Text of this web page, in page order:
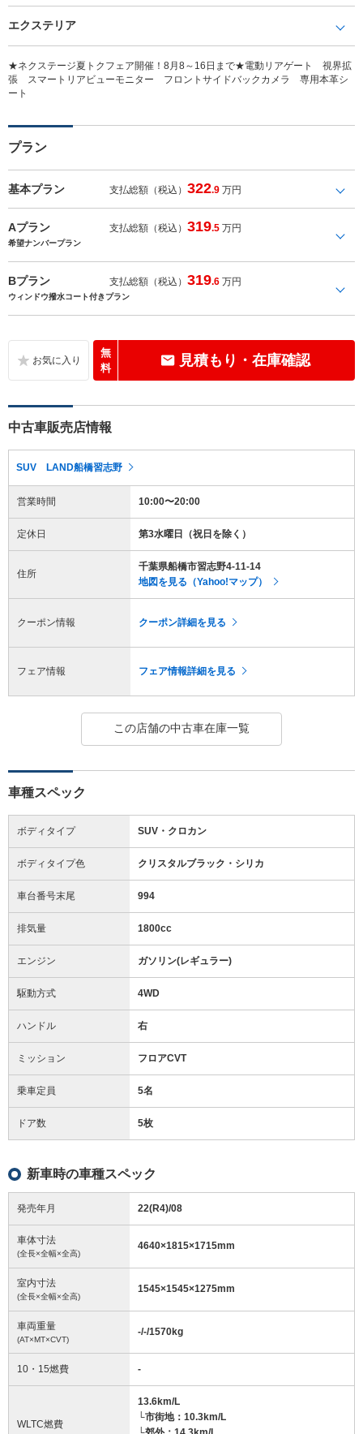
エクステリア
★ネクステージ夏トクフェア開催！8月8～16日まで★電動リアゲート 視界拡
張 スマートリアビューモニター フロントサイドバックカメラ 専用本革シ
ート
プラン
基本プラン 支払総額（税込）322.9 万円
Aプラン 支払総額（税込）319.5 万円
希望ナンバープラン
Bプラン 支払総額（税込）319.6 万円
ウィンドウ撥水コート付きプラン
無
料
見積もり・在庫確認
中古車販売店情報
SUV LAND船橋習志野
営業時間 10:00〜20:00
定休日 第3水曜日（祝日を除く）
住所
千葉県船橋市習志野4-11-14
地図を見る（Yahoo!マップ）
クーポン情報 クーポン詳細を見る
フェア情報 フェア情報詳細を見る
この店舗の中古車在庫一覧
車種スペック
ボディタイプ SUV・クロカン
ボディタイプ色 クリスタルブラック・シリカ
車台番号末尾 994
排気量 1800cc
エンジン ガソリン(レギュラー)
駆動方式 4WD
ハンドル 右
ミッション フロアCVT
乗車定員 5名
ドア数 5枚
新車時の車種スペック
発売年月 22(R4)/08
車体寸法
(全長×全幅×全高)
4640×1815×1715mm
室内寸法
(全長×全幅×全高)
1545×1545×1275mm
車両重量
(AT×MT×CVT)
-/-/1570kg
10・15燃費 -
WLTC燃費
13.6km/L
└市街地：10.3km/L